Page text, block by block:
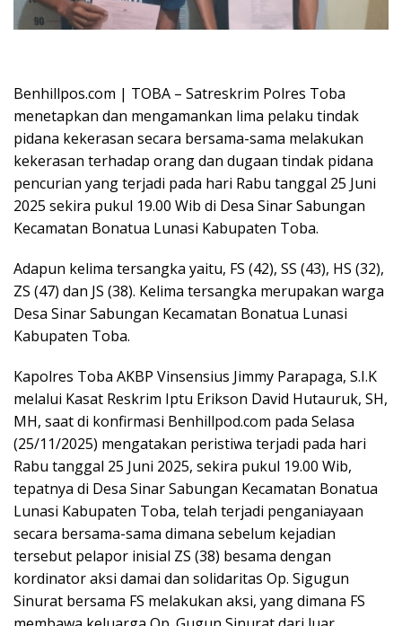
Benhillpos.com | TOBA – Satreskrim Polres Toba
menetapkan dan mengamankan lima pelaku tindak
pidana kekerasan secara bersama-sama melakukan
kekerasan terhadap orang dan dugaan tindak pidana
pencurian yang terjadi pada hari Rabu tanggal 25 Juni
2025 sekira pukul 19.00 Wib di Desa Sinar Sabungan
Kecamatan Bonatua Lunasi Kabupaten Toba.
Adapun kelima tersangka yaitu, FS (42), SS (43), HS (32),
ZS (47) dan JS (38). Kelima tersangka merupakan warga
Desa Sinar Sabungan Kecamatan Bonatua Lunasi
Kabupaten Toba.
Kapolres Toba AKBP Vinsensius Jimmy Parapaga, S.I.K
melalui Kasat Reskrim Iptu Erikson David Hutauruk, SH,
MH, saat di konfirmasi Benhillpod.com pada Selasa
(25/11/2025) mengatakan peristiwa terjadi pada hari
Rabu tanggal 25 Juni 2025, sekira pukul 19.00 Wib,
tepatnya di Desa Sinar Sabungan Kecamatan Bonatua
Lunasi Kabupaten Toba, telah terjadi penganiayaan
secara bersama-sama dimana sebelum kejadian
tersebut pelapor inisial ZS (38) besama dengan
kordinator aksi damai dan solidaritas Op. Sigugun
Sinurat bersama FS melakukan aksi, yang dimana FS